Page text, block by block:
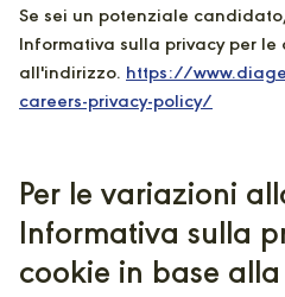
Se sei un potenziale
Informativa sulla privacy per
all'indirizzo. https://
careers-privacy-policy/
Per le variazioni
Informativa sulla
cookie in base